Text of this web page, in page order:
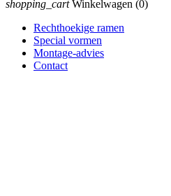
shopping_cart Winkelwagen (0)
Rechthoekige ramen
Special vormen
Montage-advies
Contact